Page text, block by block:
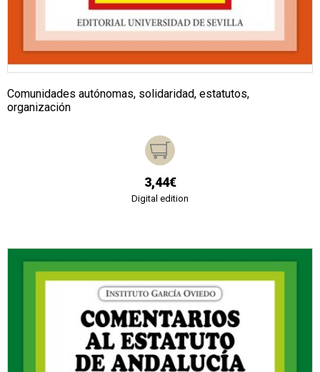
Comunidades autónomas, solidaridad, estatutos,
organización
3,44€
Digital edition